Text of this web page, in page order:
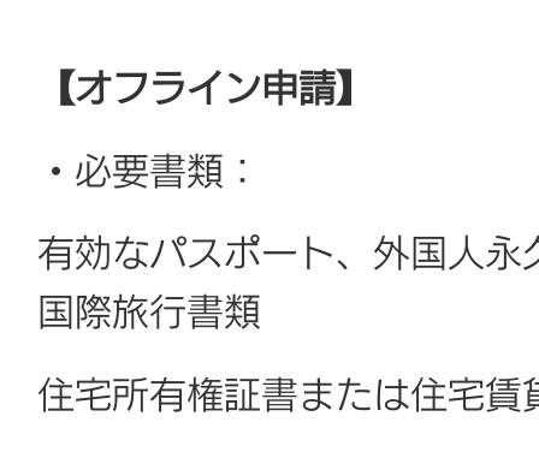
【オフライン申請】
・必要書類：
有効なパスポート、外国人
国際旅行書類
住宅所有権証書または住宅賃